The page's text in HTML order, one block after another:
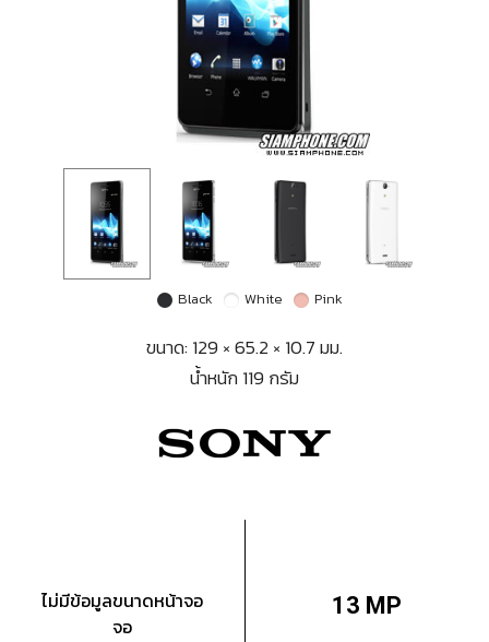
Black White Pink
ขนาด: 129 × 65.2 × 10.7 มม.
น้ำหนัก 119 กรัม
ไม่มีข้อมูลขนาดหน้าจอ
จอ
13 MP